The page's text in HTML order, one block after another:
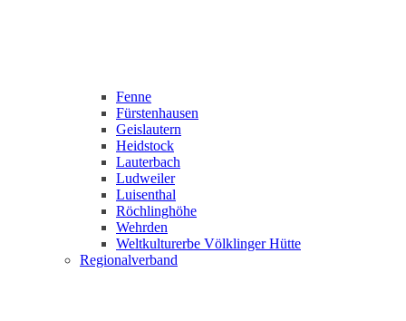
Fenne
Fürstenhausen
Geislautern
Heidstock
Lauterbach
Ludweiler
Luisenthal
Röchlinghöhe
Wehrden
Weltkulturerbe Völklinger Hütte
Regionalverband